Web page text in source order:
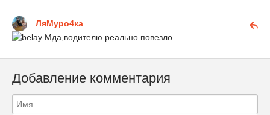
ЛяМуро4ка
Мда,водителю реально повезло.
Добавление комментария